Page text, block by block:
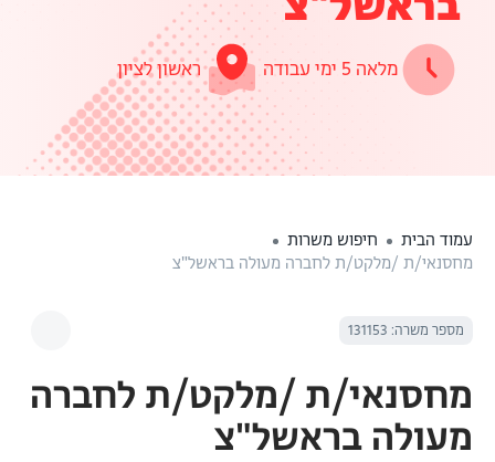
מלאה 5 ימי עבודה ראשון לציון
עמוד הבית
חיפוש משרות
מחסנאי/ת /מלקט/ת לחברה מעולה בראשל"צ
מספר משרה: 131153
מחסנאי/ת /מלקט/ת לחברה
מעולה בראשל"צ